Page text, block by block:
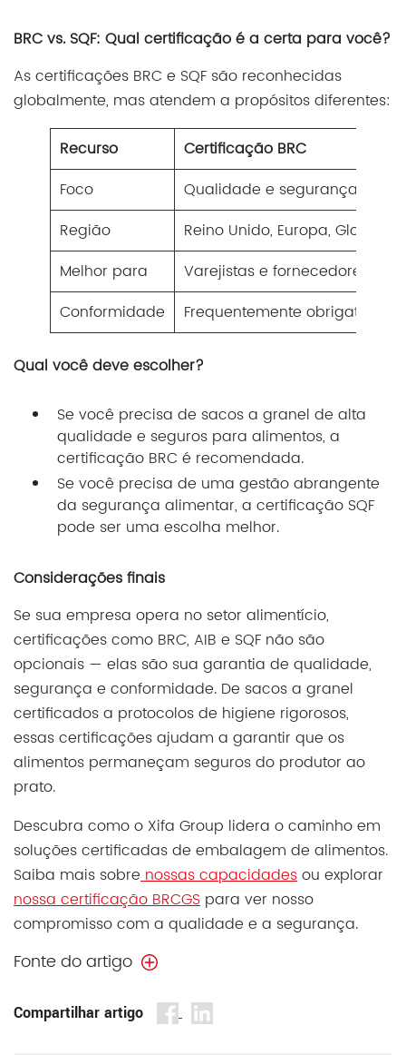
BRC vs. SQF: Qual certificação é a certa para você?
As certificações BRC e SQF são reconhecidas
globalmente, mas atendem a propósitos diferentes:
Recurso
Certificação BRC
Foco
Qualidade e segurança do
Região
Reino Unido, Europa, Global
Melhor para
Varejistas e fornecedores de
Conformidade
Frequentemente obrigatório
Qual você deve escolher?
Se você precisa de sacos a granel de alta
qualidade e seguros para alimentos, a
certificação BRC é recomendada.
Se você precisa de uma gestão abrangente
da segurança alimentar, a certificação SQF
pode ser uma escolha melhor.
Considerações finais
Se sua empresa opera no setor alimentício,
certificações como BRC, AIB e SQF não são
opcionais — elas são sua garantia de qualidade,
segurança e conformidade. De sacos a granel
certificados a protocolos de higiene rigorosos,
essas certificações ajudam a garantir que os
alimentos permaneçam seguros do produtor ao
prato.
Descubra como o Xifa Group lidera o caminho em
soluções certificadas de embalagem de alimentos.
Saiba mais sobrenossas capacidadesou explorar
nossa certificação BRCGS para ver nosso
compromisso com a qualidade e a segurança.
Fonte do artigo
Compartilhar artigo